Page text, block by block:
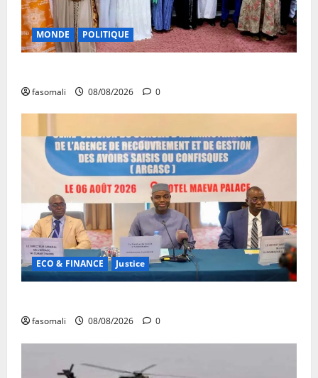
MONDE POLITIQUE
fasomali 08/08/2026 0
ECO & FINANCE Justice
fasomali 08/08/2026 0